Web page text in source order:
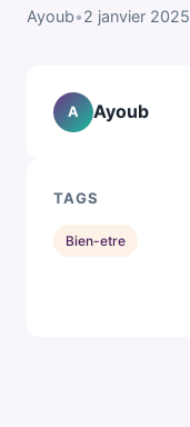
Ayoub•2 janvier 2025
A Ayoub
TAGS
Bien-etre